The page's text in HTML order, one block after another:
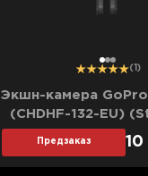
12 3 (1)
Экшн-камера
(CHDHF-132-EU)
Предзаказ 10